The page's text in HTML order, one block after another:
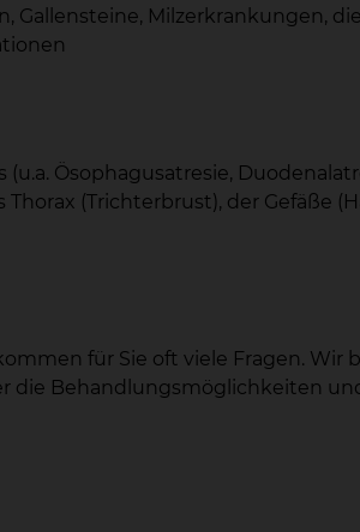
Gallensteine, Milzerkrankungen,
Ösophagusatresie,
(Trichterbrust), der Gefäße
für Sie oft viele Fragen. Wir
die Behandlungsmöglichkeiten